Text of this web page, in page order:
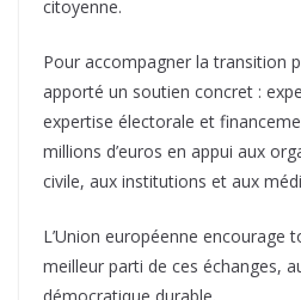
citoyenne.
Pour accompagner la transition
apporté un soutien concret :
expertise électorale et
millions d’euros en appui aux
civile, aux institutions et aux
L’Union européenne encourage
meilleur parti de ces échanges,